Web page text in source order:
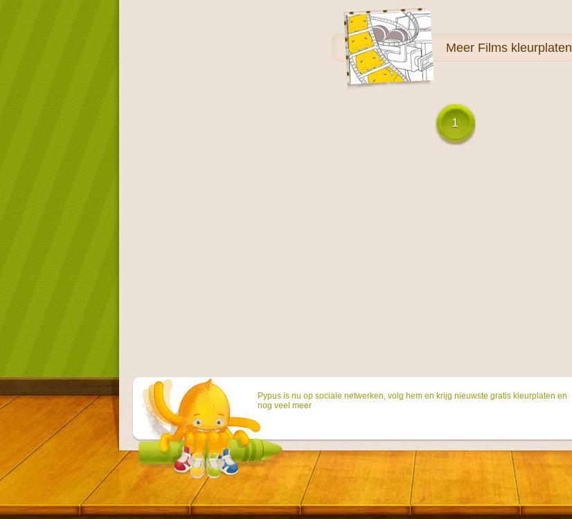
Meer Films kleurplaten
1
Pypus is nu op sociale netwerken, volg hem en krijg nieuwste gratis kleurplaten en
nog veel meer